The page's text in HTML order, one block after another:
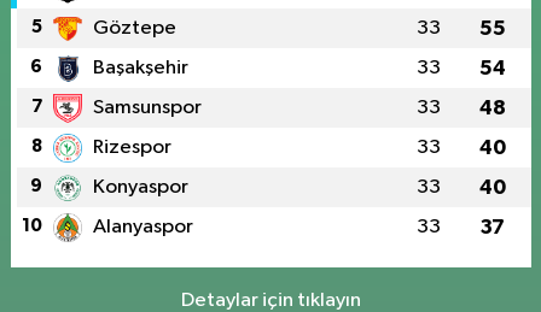
5 Göztepe 33 55
6 Başakşehir 33 54
7 Samsunspor 33 48
8 Rizespor 33 40
9 Konyaspor 33 40
10 Alanyaspor 33 37
Detaylar için tıklayın